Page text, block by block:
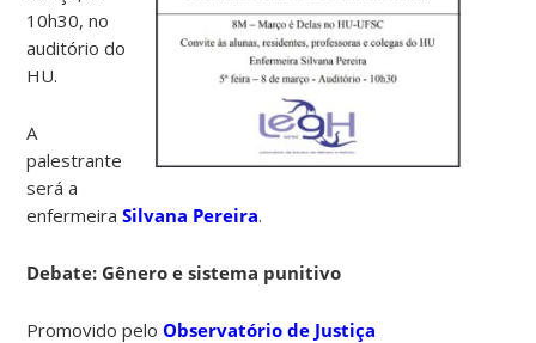
10h30, no
auditório do
HU.
A
palestrante
será a
enfermeiraSilvana Pereira.
Debate: Gênero e sistema punitivo
Promovido peloObservatório de Justiça